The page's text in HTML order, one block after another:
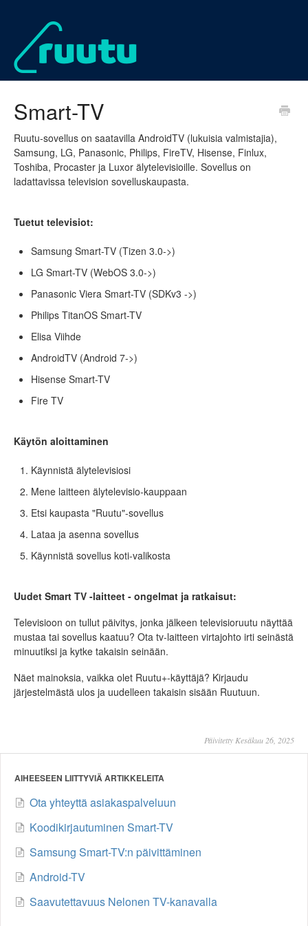
Smart-TV
Ruutu-sovellus on saatavilla AndroidTV (lukuisia valmistajia),
Samsung, LG, Panasonic, Philips, FireTV, Hisense, Finlux,
Toshiba, Procaster ja Luxor älytelevisioille. Sovellus on
ladattavissa television sovelluskaupasta.
Tuetut televisiot:
Samsung Smart-TV (Tizen 3.0->)
LG Smart-TV (WebOS 3.0->)
Panasonic Viera Smart-TV (SDKv3 ->)
Philips TitanOS Smart-TV
Elisa Viihde
AndroidTV (Android 7->)
Hisense Smart-TV
Fire TV
Käytön aloittaminen
Käynnistä älytelevisiosi
Mene laitteen älytelevisio-kauppaan
Etsi kaupasta "Ruutu"-sovellus
Lataa ja asenna sovellus
Käynnistä sovellus koti-valikosta
Uudet Smart TV -laitteet - ongelmat ja ratkaisut:
Televisioon on tullut päivitys, jonka jälkeen televisioruutu näyttää
mustaa tai sovellus kaatuu? Ota tv-laitteen virtajohto irti seinästä
minuutiksi ja kytke takaisin seinään.
Näet mainoksia, vaikka olet Ruutu+-käyttäjä? Kirjaudu
järjestelmästä ulos ja uudelleen takaisin sisään Ruutuun.
Päivitetty Kesäkuu 26, 2025
AIHEESEEN LIITTYVIÄ ARTIKKELEITA
Ota yhteyttä asiakaspalveluun
Koodikirjautuminen Smart-TV
Samsung Smart-TV:n päivittäminen
Android-TV
Saavutettavuus Nelonen TV-kanavalla